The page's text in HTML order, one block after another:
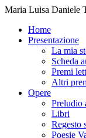
Maria Luisa Daniele
Home
Presentazione
La mia
Scheda
Premi
Altri
Opere
Preludio
Libri
Regesto
Poesie